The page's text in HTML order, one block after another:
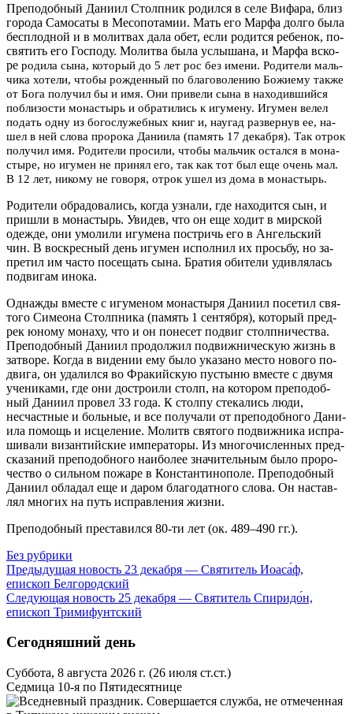
Пре­по­доб­ный Да­ни­ил Столп­ник ро­дил­ся в се­ле Вифа­ра, близ
го­ро­да Са­мо­са­ты в Ме­со­по­та­мии. Мать его Mapфа дол­го бы­ла
бес­плод­ной и в мо­лит­вах да­ла обет, ес­ли ро­дит­ся ре­бе­нок, по­
свя­тить его Гос­по­ду. Мо­лит­ва бы­ла услы­ша­на, и Мар­фа вско­
ре ро­ди­ла сы­на, ко­то­рый до 5 лет рос без име­ни. Ро­ди­те­ли маль­
чи­ка хо­те­ли, чтобы рож­ден­ный по бла­го­во­ле­нию Бо­жи­е­му так­же
от Бо­га по­лу­чил бы и имя. Они при­ве­ли сы­на в на­хо­див­ший­ся
по­бли­зо­сти мо­на­стырь и об­ра­ти­лись к игу­ме­ну. Игу­мен ве­лел
по­дать од­ну из бо­го­слу­жеб­ных книг и, на­угад раз­вер­нув ее, на­
шел в ней сло­ва про­ро­ка Да­ни­и­ла (па­мять 17 де­каб­ря). Так от­рок
по­лу­чил имя. Ро­ди­те­ли про­си­ли, чтобы маль­чик остал­ся в мо­на­
сты­ре, но игу­мен не при­нял его, так как тот был еще очень мал.
В 12 лет, ни­ко­му не го­во­ря, от­рок ушел из до­ма в мо­на­стырь.
Ро­ди­те­ли об­ра­до­ва­лись, ко­гда узна­ли, где на­хо­дит­ся сын, и
при­шли в мо­на­стырь. Уви­дев, что он еще хо­дит в мир­ской
одеж­де, они умо­ли­ли игу­ме­на по­стричь его в Ан­гель­ский
чин. В вос­крес­ный день игу­мен ис­пол­нил их прось­бу, но за­
пре­тил им ча­сто по­се­щать сы­на. Бра­тия оби­те­ли удив­ля­лась
по­дви­гам ино­ка.
Од­на­жды вме­сте с игу­ме­ном мо­на­сты­ря Да­ни­ил по­се­тил свя­
то­го Си­мео­на Столп­ни­ка (па­мять 1 сен­тяб­ря), ко­то­рый пред­
рек юно­му мо­на­ху, что и он по­не­сет по­двиг столп­ни­че­ства.
Пре­по­доб­ный Да­ни­ил про­дол­жил по­движ­ни­че­скую жизнь в
за­тво­ре. Ко­гда в ви­де­нии ему бы­ло ука­за­но ме­сто но­во­го по­
дви­га, он уда­лил­ся во Фра­кий­скую пу­сты­ню вме­сте с дву­мя
уче­ни­ка­ми, где они до­стро­и­ли столп, на ко­то­ром пре­по­доб­
ный Да­ни­ил про­вел 33 го­да. К стол­пу сте­ка­лись лю­ди,
несчаст­ные и боль­ные, и все по­лу­ча­ли от пре­по­доб­но­го Да­ни­
и­ла по­мощь и ис­це­ле­ние. Мо­литв свя­то­го по­движ­ни­ка ис­пра­
ши­ва­ли ви­зан­тий­ские им­пе­ра­то­ры. Из мно­го­чис­лен­ных пред­
ска­за­ний пре­по­доб­но­го наи­бо­лее зна­чи­тель­ным бы­ло про­ро­
че­ство о силь­ном по­жа­ре в Кон­стан­ти­но­по­ле. Пре­по­доб­ный
Да­ни­ил об­ла­дал еще и да­ром бла­го­дат­но­го сло­ва. Он на­став­
лял мно­гих на путь ис­прав­ле­ния жиз­ни.
Пре­по­доб­ный пре­ста­вил­ся 80-ти лет (ок. 489–490 гг.).
Без рубрики
Предыдущая новость 23 декабря — Святитель Иоаса́ф,
епископ Белгородский
Следующая новость 25 декабря — Святитель Спиридо́н,
епископ Тримифунтский
Сегодняшний день
Суббота, 8 августа 2026 г. (26 июля ст.ст.)
Седмица 10-я по Пятидесятнице